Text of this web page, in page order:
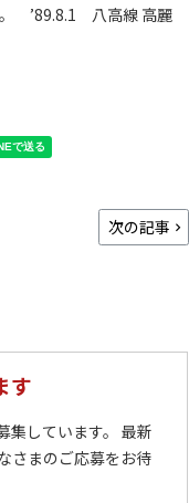
。 ’89.8.1 八高線 高麗
次の記事
す
集しています。 最新
さまのご応募をお待